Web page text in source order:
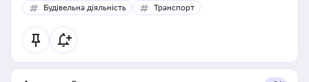
Будівельна діяльність Транспорт